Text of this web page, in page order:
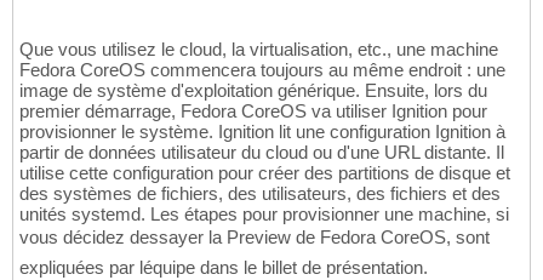
Que vous utilisez le cloud, la virtualisation, etc., une machine
Fedora CoreOS commencera toujours au même endroit : une
image de système d'exploitation générique. Ensuite, lors du
premier démarrage, Fedora CoreOS va utiliser Ignition pour
provisionner le système. Ignition lit une configuration Ignition à
partir de données utilisateur du cloud ou d'une URL distante. Il
utilise cette configuration pour créer des partitions de disque et
des systèmes de fichiers, des utilisateurs, des fichiers et des
unités systemd. Les étapes pour provisionner une machine, si
vous décidez dessayer la Preview de Fedora CoreOS, sont
expliquées par léquipe dans le billet de présentation.